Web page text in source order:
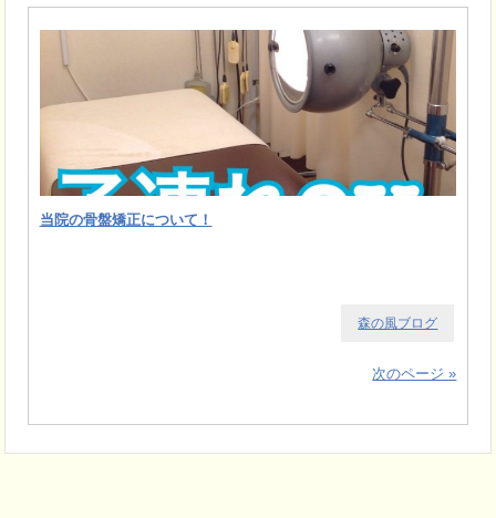
当院の骨盤矯正について！
森の風ブログ
次のページ »